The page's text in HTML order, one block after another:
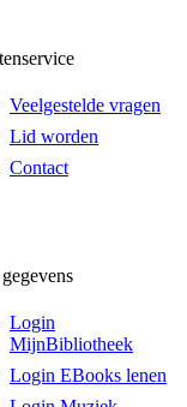
Veelgestelde vragen
Lid worden
Contact
Login
MijnBibliotheek
Login EBooks lenen